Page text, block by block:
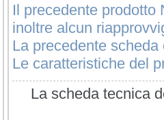
Il precedente prodotto
inoltre alcun
La precedente
Le caratteristiche del
La scheda tecnica